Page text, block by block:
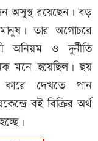
অসুস্থ রয়েছেন। বড়
তার অগোচরে
অনিয়ম ও দুর্নীতি
মনে হয়েছিল। ছয়
দেখতে পান
বই বিক্রির অর্থ